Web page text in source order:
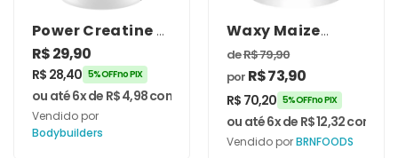
Power Creatine –
Bodybuilders
R$29,90
R$ 28,40 5% OFF no PIX
ou até 6x de R$4,98com juros
Vendido por
Bodybuilders
Waxy Maize
Balde 4kg –
BRNFOODS
deR$79,90
por R$73,90
R$ 70,20 5% OFF no PIX
ou até 6x de R$12,32com
Vendido porBRNFOODS